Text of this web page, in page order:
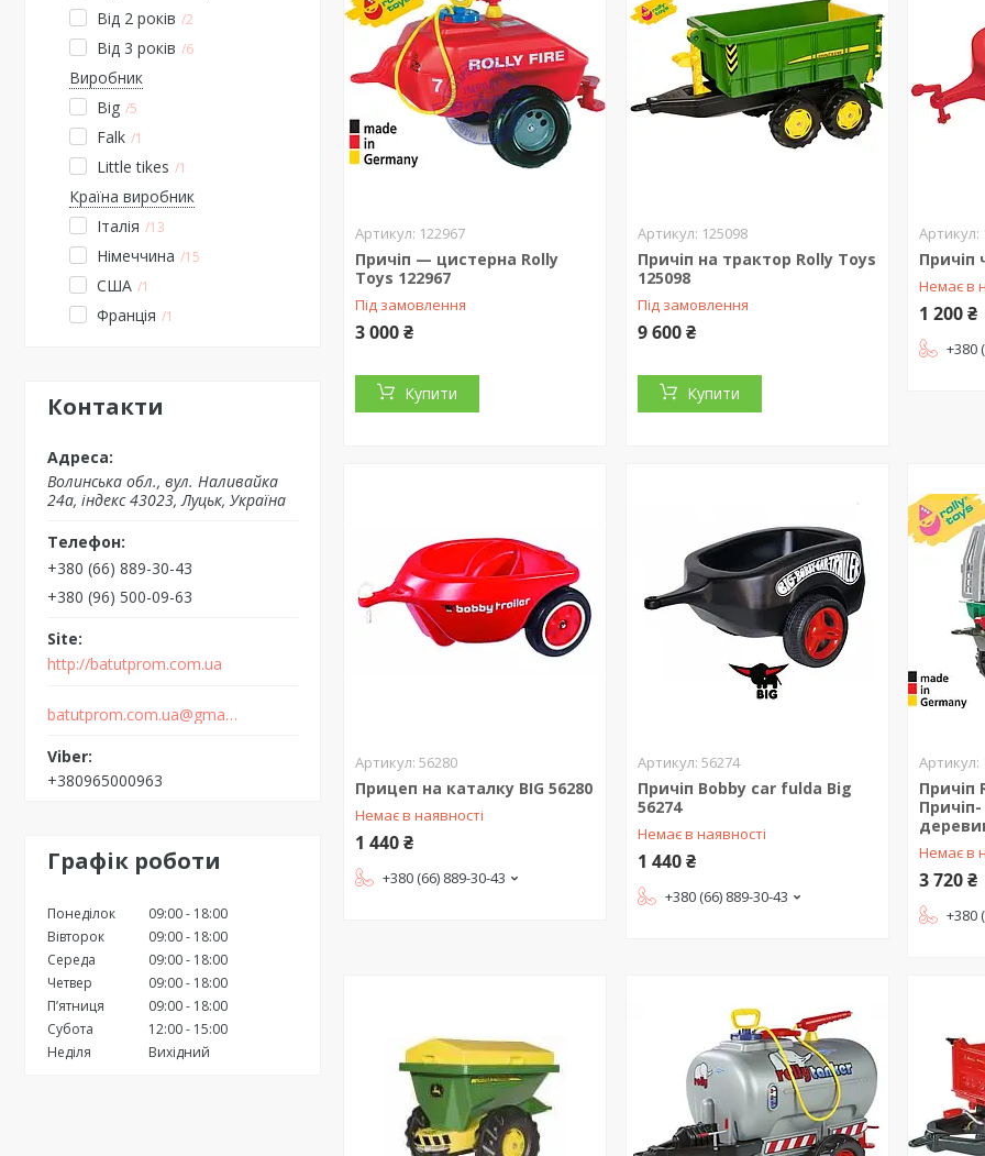
Від 2 років 2
Від 3 років 6
Виробник
Big 5
Falk 1
Little tikes 1
Країна виробник
Італія
13
Німеччина 15
США 1
Франція 1
Контакти
Волинська обл., вул. Наливайка
24а, індекс 43023, Луцьк, Україна
+380 (66) 889-30-43
+380 (96) 500-09-63
http://batutprom.com.ua
batutprom.com.ua@gmail.com
+380965000963
Графік роботи
Понеділок 09:00
18:00
Вівторок
09:00
18:00
Середа
09:00
18:00
Четвер
09:00
18:00
Пʼятниця
09:00
18:00
Субота
12:00
15:00
Неділя
Вихідний
122967
Причіп — цистерна Rolly
Toys 122967
Під замовлення
3 000 ₴
Купити
125098
Причіп на трактор Rolly Toys
125098
Під замовлення
9 600 ₴
Купити
Причіп
Немає в
1 200 ₴
+380
56280
Прицеп на каталку BIG 56280
Немає в наявності
1 440 ₴
+380 (66) 889-30-43
56274
Причіп Bobby car fulda Big
56274
Немає в наявності
1 440 ₴
+380 (66) 889-30-43
Причіп
Немає в
3 720 ₴
+380